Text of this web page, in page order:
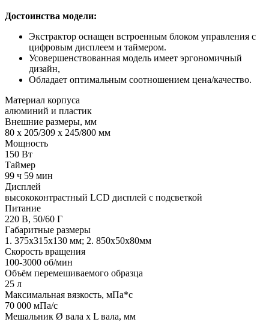
Достоинства модели:
Экстрактор оснащен встроенным блоком управления с
цифровым дисплеем и таймером.
Усовершенствованная модель имеет эргономичный
дизайн,
Обладает оптимальным соотношением цена/качество.
Материал корпуса
алюминий и пластик
Внешние размеры, мм
80 х 205/309 х 245/800 мм
Мощность
150 Вт
Таймер
99 ч 59 мин
Дисплей
высококонтрастный LCD дисплей с подсветкой
Питание
220 В, 50/60 Г
Габаритные размеры
1. 375х315х130 мм; 2. 850х50х80мм
Скорость вращения
100-3000 об/мин
Объём перемешиваемого образца
25 л
Максимальная вязкость, мПа*с
70 000 мПа/с
Мешальник Ø вала х L вала, мм